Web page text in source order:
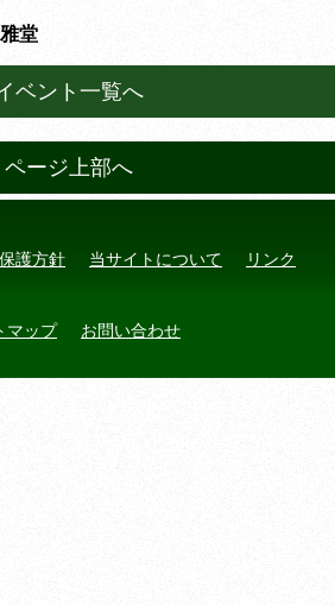
堂
ベント一覧へ
ページ上部へ
護方針 当サイトについて リンク
マップ お問い合わせ